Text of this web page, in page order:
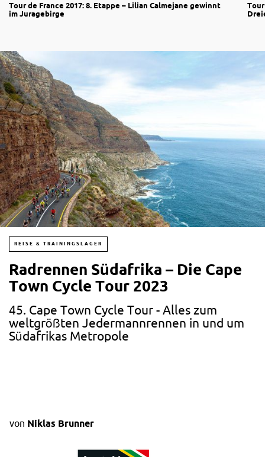
Tour de France 2017: 8. Etappe – Lilian Calmejane gewinnt
im Juragebirge
REISE & TRAININGSLAGER
Radrennen Südafrika – Die Cape
Town Cycle Tour 2023
45. Cape Town Cycle Tour - Alles zum
weltgrößten Jedermannrennen in und um
Südafrikas Metropole
von Niklas Brunner